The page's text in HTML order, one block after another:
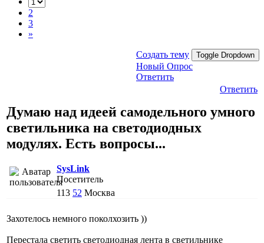
2
3
»
Создать тему Toggle Dropdown
Новый Опрос
Ответить
Ответить
Думаю над идеей самодельного умного
светильника на светодиодных
модулях. Есть вопросы...
SysLink
Посетитель
113 52 Москва
Захотелось немного поколхозить ))
Перестала светить светодиодная лента в светильнике